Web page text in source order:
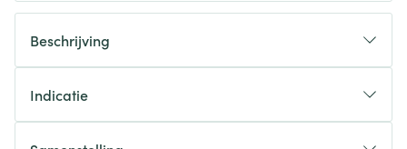
Beschrijving
Indicatie